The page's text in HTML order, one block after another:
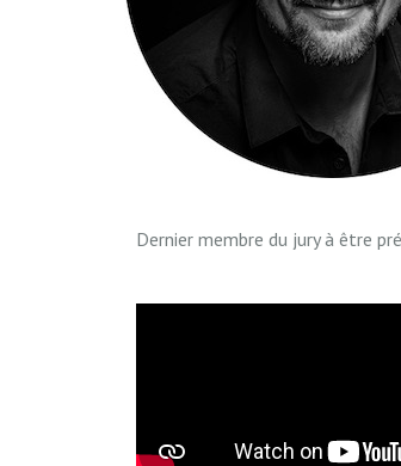
Dernier membre du jury à être